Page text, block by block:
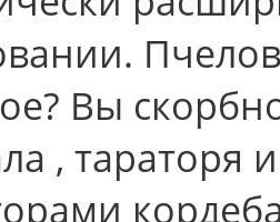
Вы
, тараторя